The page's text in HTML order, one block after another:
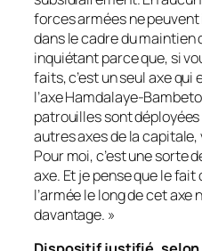
forces armées ne
dans le cadre du maintien
inquiétant parce que, si
faits, c’est un seul axe
l’axe Hamdalaye-
patrouilles sont
autres axes de la
Pour moi, c’est une sorte
axe. Et je pense que le fait
l’armée le long de cet axe
davantage. »